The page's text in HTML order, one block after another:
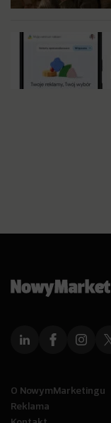
O NowymMarketingu
Reklama